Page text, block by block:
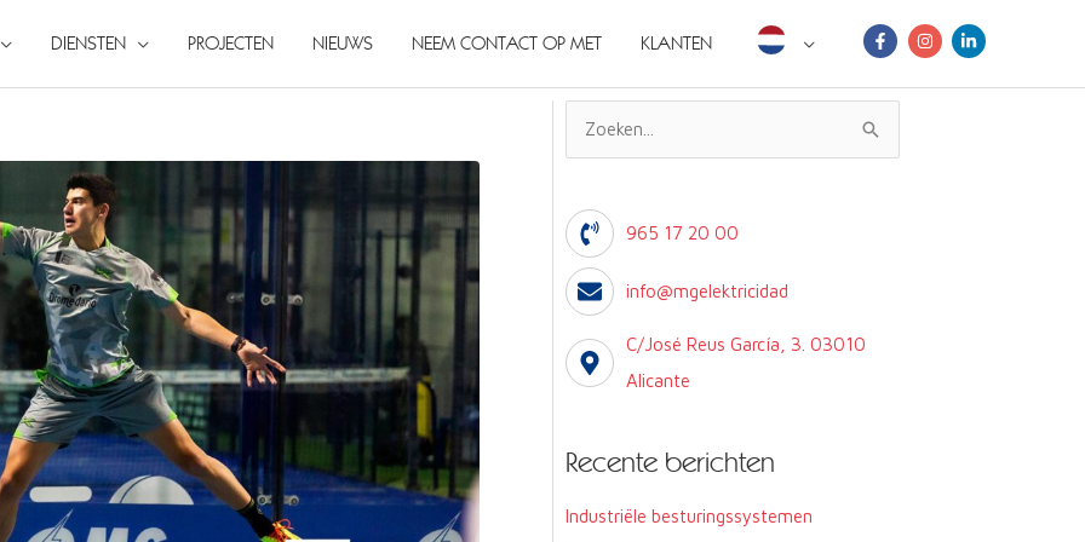
DIENSTEN PROJECTEN NIEUWS NEEM CONTACT OP MET KLANTEN
k
e
n
:
965 17 20 00
info@mgelektricidad
C/José Reus García, 3. 03010
Alicante
Recente berichten
Industriële besturingssystemen